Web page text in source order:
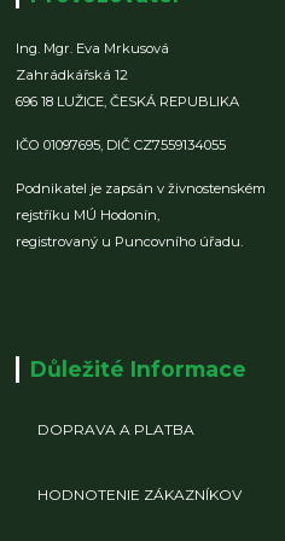
Ing. Mgr. Eva Mrkusová
Zahrádkářská 12
696 18 LUŽICE,ČESKÁ REPUBLIKA
IČO 01097695, DIČ CZ7559134055
Podnikatel je zapsán v živnostenském
rejstříku MÚ Hodonín,
registrovaný u Puncovního úřadu.
Důležité Informace
DOPRAVA A PLATBA
HODNOTENIE ZÁKAZNÍKOV